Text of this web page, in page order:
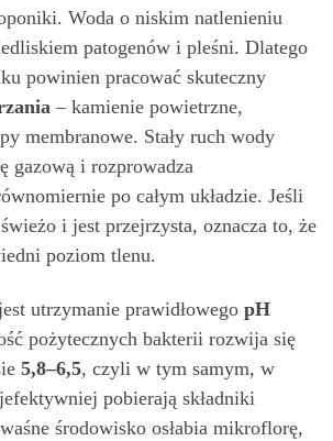
Woda o niskim natlenieniu
patogenów i pleśni. Dlatego
powinien pracować skuteczny
– kamienie powietrzne,
membranowe. Stały ruch wody
gazową i rozprowadza
po całym układzie. Jeśli
i jest przejrzysta, oznacza to, że
poziom tlenu.
utrzymanie prawidłowego pH
pożytecznych bakterii rozwija się
5,8–6,5, czyli w tym samym, w
pobierają składniki
środowisko osłabia mikroflorę,